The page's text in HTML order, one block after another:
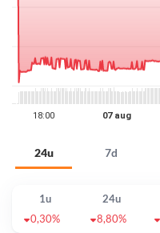
24u 7d
1u 24u
0,30%
8,80%